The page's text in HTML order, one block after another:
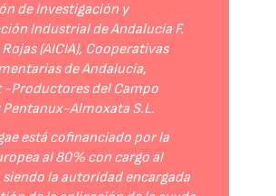
de Investigación y
Industrial de Andalucía F.
(AICIA), Cooperativas
de Andalucía,
Productores del Campo
Pentanux-Almoxata S.L.
está cofinanciado por la
al 80% con cargo al
siendo la autoridad encargada